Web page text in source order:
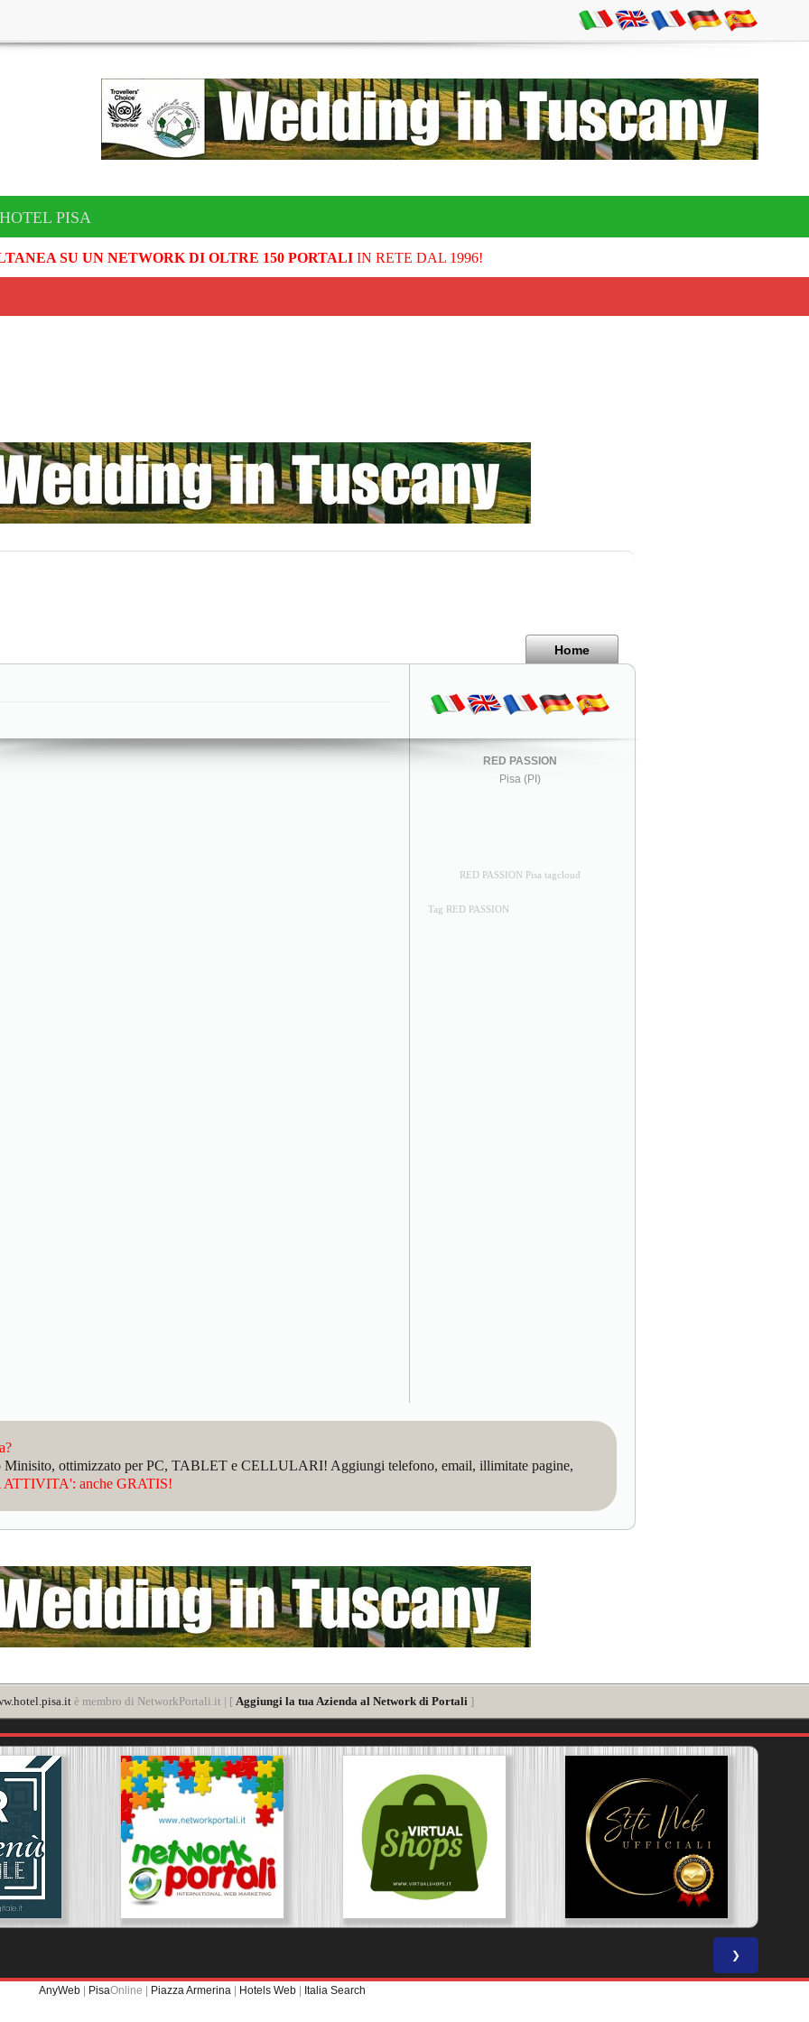
PISA
SU UN NETWORK DI OLTRE 150 PORTALIIN RETE DAL 1996!
Home
RED PASSION
Pisa (PI)
RED PASSION Pisa tagcloud
Tag RED PASSION
Minisito, ottimizzato per PC, TABLET e CELLULARI! Aggiungi telefono, email, illimitate pagine,
anche GRATIS!
è membro di NetworkPortali.it | [ Aggiungi la tua Azienda al Network di Portali ]
❯
AnyWeb | PisaOnline | Piazza Armerina | Hotels Web | Italia Search